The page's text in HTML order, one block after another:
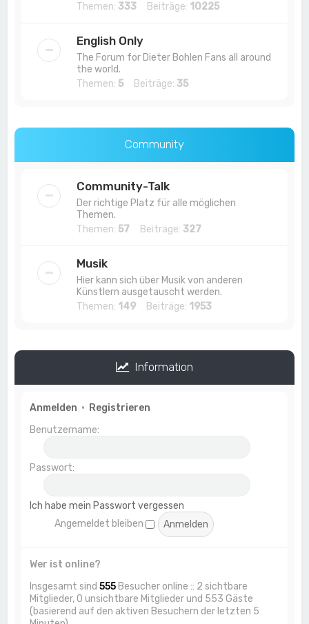
Themen: 333 Beiträge: 10225
English Only
The Forum for Dieter Bohlen Fans all around
the world.
Themen: 5 Beiträge: 35
Community
Community-Talk
Der richtige Platz für alle möglichen
Themen.
Themen: 57 Beiträge: 327
Musik
Hier kann sich über Musik von anderen
Künstlern ausgetauscht werden.
Themen: 149 Beiträge: 1953
Information
Anmelden • Registrieren
Benutzername:
Passwort:
Ich habe mein Passwort vergessen
Angemeldet bleiben
Wer ist online?
Insgesamt sind555 Besucher online :: 2 sichtbare
Mitglieder, 0 unsichtbare Mitglieder und 553 Gäste
(basierend auf den aktiven Besuchern der letzten 5